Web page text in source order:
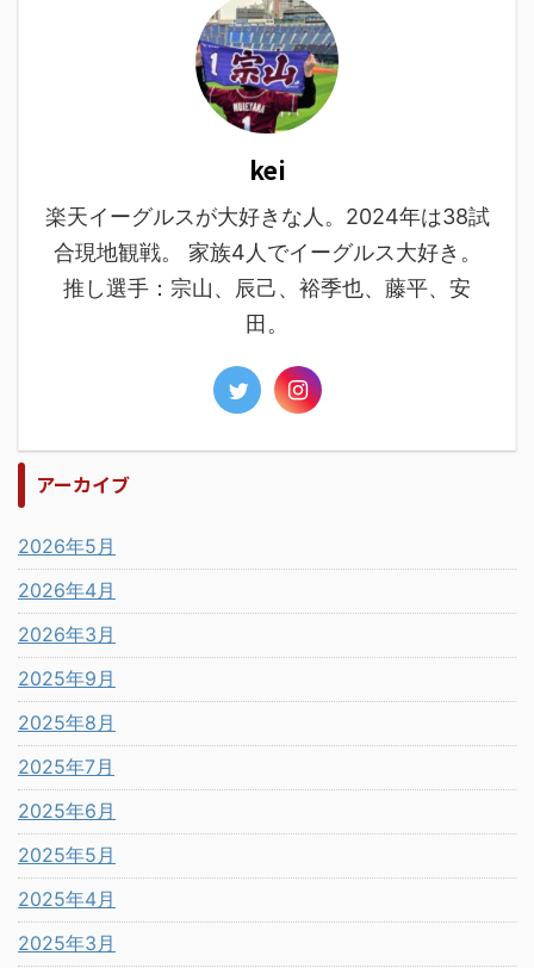
kei
楽天イーグルスが大好きな人。2024年は38試
合現地観戦。 家族4人でイーグルス大好き。
推し選手：宗山、辰己、裕季也、藤平、安
田。
アーカイブ
2026年5月
2026年4月
2026年3月
2025年9月
2025年8月
2025年7月
2025年6月
2025年5月
2025年4月
2025年3月